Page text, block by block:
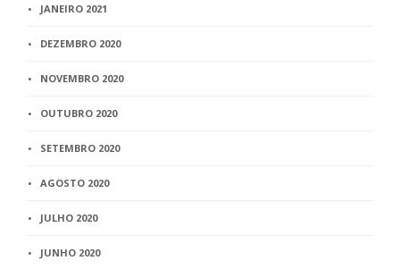
JANEIRO 2021
DEZEMBRO 2020
NOVEMBRO 2020
OUTUBRO 2020
SETEMBRO 2020
AGOSTO 2020
JULHO 2020
JUNHO 2020